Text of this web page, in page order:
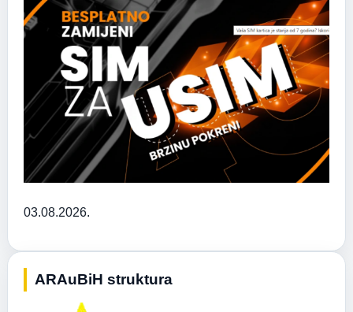
03.08.2026.
ARAuBiH struktura